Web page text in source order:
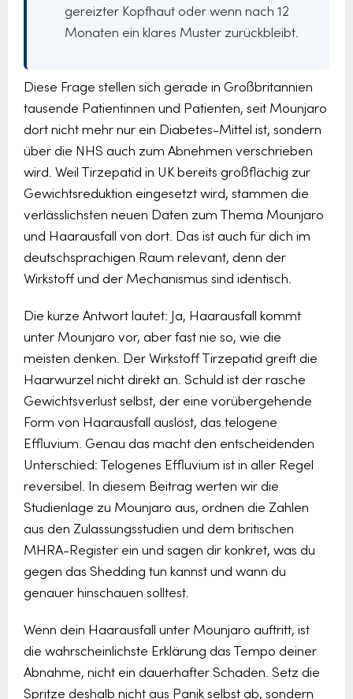
gereizter Kopfhaut oder wenn nach 12
Monaten ein klares Muster zurückbleibt.
Diese Frage stellen sich gerade in Großbritannien
tausende Patientinnen und Patienten, seit Mounjaro
dort nicht mehr nur ein Diabetes-Mittel ist, sondern
über die NHS auch zum Abnehmen verschrieben
wird. Weil Tirzepatid in UK bereits großflächig zur
Gewichtsreduktion eingesetzt wird, stammen die
verlässlichsten neuen Daten zum Thema Mounjaro
und Haarausfall von dort. Das ist auch für dich im
deutschsprachigen Raum relevant, denn der
Wirkstoff und der Mechanismus sind identisch.
Die kurze Antwort lautet: Ja, Haarausfall kommt
unter Mounjaro vor, aber fast nie so, wie die
meisten denken. Der Wirkstoff Tirzepatid greift die
Haarwurzel nicht direkt an. Schuld ist der rasche
Gewichtsverlust selbst, der eine vorübergehende
Form von Haarausfall auslöst, das telogene
Effluvium. Genau das macht den entscheidenden
Unterschied: Telogenes Effluvium ist in aller Regel
reversibel. In diesem Beitrag werten wir die
Studienlage zu Mounjaro aus, ordnen die Zahlen
aus den Zulassungsstudien und dem britischen
MHRA-Register ein und sagen dir konkret, was du
gegen das Shedding tun kannst und wann du
genauer hinschauen solltest.
Wenn dein Haarausfall unter Mounjaro auftritt, ist
die wahrscheinlichste Erklärung das Tempo deiner
Abnahme, nicht ein dauerhafter Schaden. Setz die
Spritze deshalb nicht aus Panik selbst ab, sondern